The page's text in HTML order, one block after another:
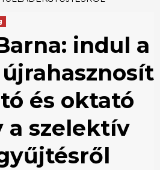
indul a
és oktató
a szelektív